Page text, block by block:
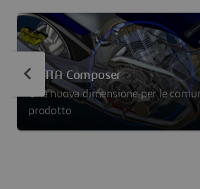
CATIA Composer
Una nuova dimensione per le
prodotto